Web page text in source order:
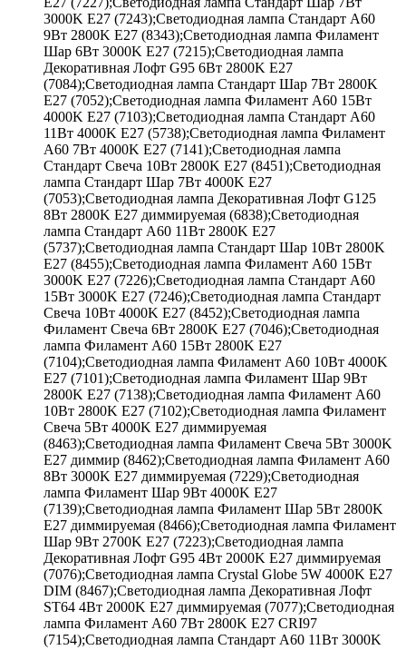
3000K E27 (7243);Светодиодная лампа Стандарт A60
9Вт 2800K E27 (8343);Светодиодная лампа Филамент
Шар 6Вт 3000K E27 (7215);Светодиодная лампа
Декоративная Лофт G95 6Вт 2800K E27
(7084);Светодиодная лампа Стандарт Шар 7Вт 2800K
E27 (7052);Светодиодная лампа Филамент A60 15Вт
4000K E27 (7103);Светодиодная лампа Стандарт A60
11Вт 4000K E27 (5738);Светодиодная лампа Филамент
A60 7Вт 4000K E27 (7141);Светодиодная лампа
Стандарт Свеча 10Вт 2800K E27 (8451);Светодиодная
лампа Стандарт Шар 7Вт 4000K E27
(7053);Светодиодная лампа Декоративная Лофт G125
8Вт 2800K E27 диммируемая (6838);Светодиодная
лампа Стандарт A60 11Вт 2800K E27
(5737);Светодиодная лампа Стандарт Шар 10Вт 2800K
E27 (8455);Светодиодная лампа Филамент A60 15Вт
3000K E27 (7226);Светодиодная лампа Стандарт A60
15Вт 3000K E27 (7246);Светодиодная лампа Стандарт
Свеча 10Вт 4000K E27 (8452);Светодиодная лампа
Филамент Свеча 6Вт 2800K E27 (7046);Светодиодная
лампа Филамент A60 15Вт 2800K E27
(7104);Светодиодная лампа Филамент A60 10Вт 4000K
E27 (7101);Светодиодная лампа Филамент Шар 9Вт
2800K E27 (7138);Светодиодная лампа Филамент A60
10Вт 2800K E27 (7102);Светодиодная лампа Филамент
Свеча 5Вт 4000K E27 диммируемая
(8463);Светодиодная лампа Филамент Свеча 5Вт 3000K
E27 диммир (8462);Светодиодная лампа Филамент A60
8Вт 3000K E27 диммируемая (7229);Светодиодная
лампа Филамент Шар 9Вт 4000K E27
(7139);Светодиодная лампа Филамент Шар 5Вт 2800K
E27 диммируемая (8466);Светодиодная лампа Филамент
Шар 9Вт 2700K E27 (7223);Светодиодная лампа
Декоративная Лофт G95 4Вт 2000K E27 диммируемая
(7076);Светодиодная лампа Crystal Globe 5W 4000K E27
DIM (8467);Светодиодная лампа Декоративная Лофт
ST64 4Вт 2000K E27 диммируемая (7077);Светодиодная
лампа Филамент A60 7Вт 2800K E27 CRI97
(7154);Светодиодная лампа Стандарт A60 11Вт 3000K